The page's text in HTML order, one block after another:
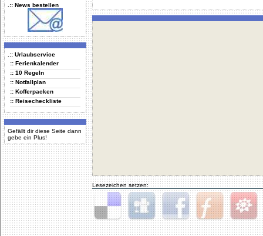
.:: News bestellen
.:: Urlaubservice
:: Ferienkalender
:: 10 Regeln
:: Notfallplan
:: Kofferpacken
:: Reisecheckliste
Gefällt dir diese Seite dann
gebe ein Plus!
Lesezeichen setzen:
Delicious Digg Facebook Furl StudiVZ